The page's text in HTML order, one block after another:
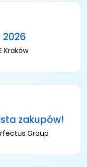
2026
Kraków
zakupów!
Group